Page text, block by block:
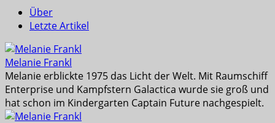
Über
Letzte Artikel
Melanie Frankl
Melanie erblickte 1975 das Licht der Welt. Mit Raumschiff
Enterprise und Kampfstern Galactica wurde sie groß und
hat schon im Kindergarten Captain Future nachgespielt.